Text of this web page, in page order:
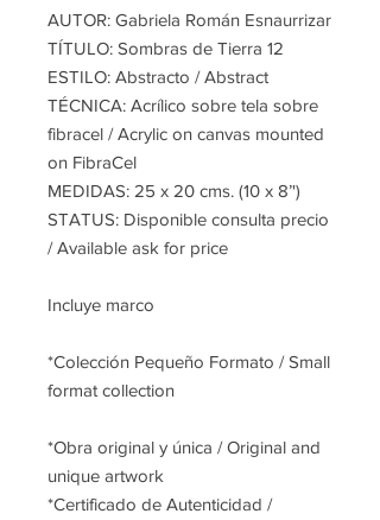
AUTOR: Gabriela Román Esnaurrizar
TÍTULO: Sombras de Tierra 12
ESTILO: Abstracto / Abstract
TÉCNICA: Acrílico sobre tela sobre
fibracel / Acrylic on canvas mounted
on FibraCel
MEDIDAS: 25 x 20 cms. (10 x 8’')
STATUS: Disponible consulta precio
/ Available ask for price
Incluye marco
*Colección Pequeño Formato / Small
format collection
*Obra original y única / Original and
unique artwork
*Certificado de Autenticidad /